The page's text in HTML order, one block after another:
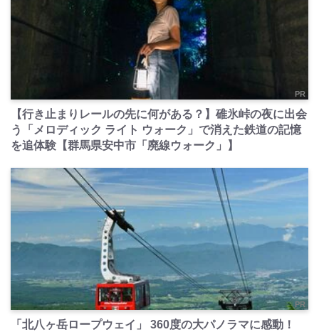
PR
【行き止まりレールの先に何がある？】碓氷峠の夜に出会
う「メロディック ライト ウォーク」で消えた鉄道の記憶
を追体験【群馬県安中市「廃線ウォーク」】
PR
「北八ヶ岳ロープウェイ」 360度の大パノラマに感動！